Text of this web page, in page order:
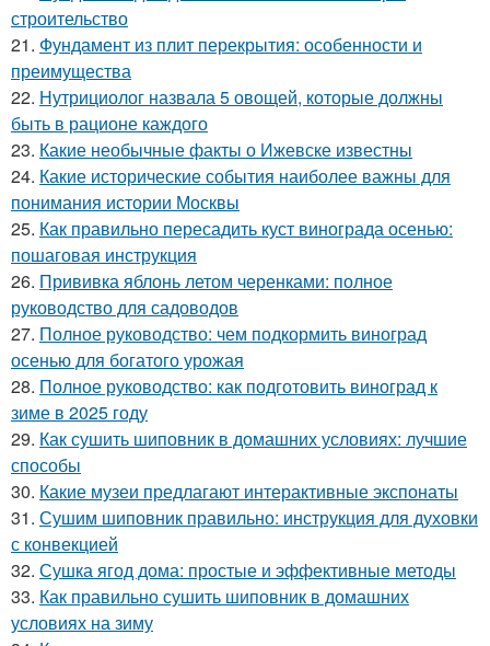
строительство
21. Фундамент из плит перекрытия: особенности и
преимущества
22. Нутрициолог назвала 5 овощей, которые должны
быть в рационе каждого
23. Какие необычные факты о Ижевске известны
24. Какие исторические события наиболее важны для
понимания истории Москвы
25. Как правильно пересадить куст винограда осенью:
пошаговая инструкция
26. Прививка яблонь летом черенками: полное
руководство для садоводов
27. Полное руководство: чем подкормить виноград
осенью для богатого урожая
28. Полное руководство: как подготовить виноград к
зиме в 2025 году
29. Как сушить шиповник в домашних условиях: лучшие
способы
30. Какие музеи предлагают интерактивные экспонаты
31. Сушим шиповник правильно: инструкция для духовки
с конвекцией
32. Сушка ягод дома: простые и эффективные методы
33. Как правильно сушить шиповник в домашних
условиях на зиму